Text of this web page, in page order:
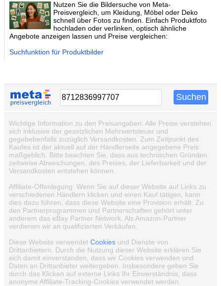
Nutzen Sie die Bildersuche von Meta-
Preisvergleich, um Kleidung, Möbel oder Deko
schnell über Fotos zu finden. Einfach Produktfoto
hochladen oder verlinken, optisch ähnliche
Angebote anzeigen lassen und Preise vergleichen:
Suchfunktion für Produktbilder
Wichtige Information zu den Preisangaben: Alle Preise verstehen
sich inklusive der gesetzlichen Mehrwertsteuer und
gegebebenfalls zuzüglich Versandkosten. Zum Zeitpunkt des
Kaufes ist der aktuell auf der Händlerseite angegebene Preis
maßgeblich. Bitte beachten Sie, dass aus technischen Gründen
zeitweise Abweichungen, des Preises, der Lieferbarkeit und der
Versandkosten entstehen können.
Affiliate-Offenlegung: Wenn Sie auf dieser Website auf Links zu
verschiedenen Händlern klicken und einen Kauf tätigen, kann
dies dazu führen, dass diese Website eine Provision erhält. Zu
den Partnerprogrammen und Partnerschaften gehört unter
anderem das eBay Partner Network. Als Amazon-Partner
verdienen wir an qualifizierten Verkäufen.
Diese Website verwendet Cookies und Dienste von
Drittanbietern. Durch die Nutzung dieser Website erklären Sie
sich damit einverstanden, dass wir Cookies verwenden und
Daten an Drittanbieter weitergeben. Insbesondere geben Sie
durch das Klicken auf externe Links Ihr Einverständnis, dass
anonyme Affiliate-Tracking-Cookies verwendet werden.